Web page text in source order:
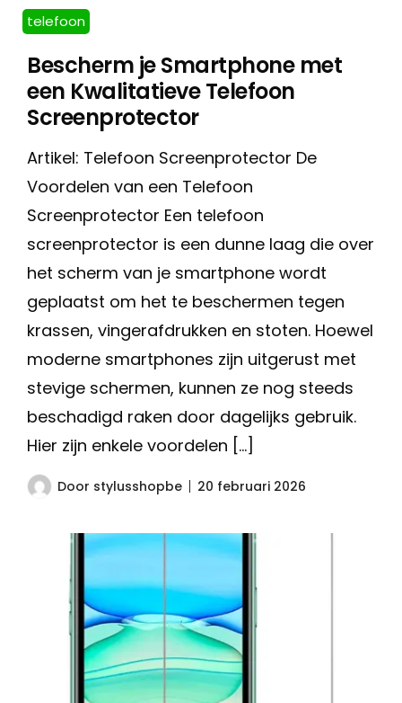
telefoon
Bescherm je Smartphone met
een Kwalitatieve Telefoon
Screenprotector
Artikel: Telefoon Screenprotector De
Voordelen van een Telefoon
Screenprotector Een telefoon
screenprotector is een dunne laag die over
het scherm van je smartphone wordt
geplaatst om het te beschermen tegen
krassen, vingerafdrukken en stoten. Hoewel
moderne smartphones zijn uitgerust met
stevige schermen, kunnen ze nog steeds
beschadigd raken door dagelijks gebruik.
Hier zijn enkele voordelen […]
Door stylusshopbe 20 februari 2026